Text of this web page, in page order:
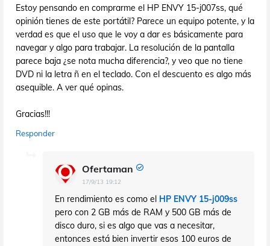
Estoy pensando en comprarme el HP ENVY 15-j007ss, qué
opinión tienes de este portátil? Parece un equipo potente, y la
verdad es que el uso que le voy a dar es básicamente para
navegar y algo para trabajar. La resolución de la pantalla
parece baja ¿se nota mucha diferencia?, y veo que no tiene
DVD ni la letra ñ en el teclado. Con el descuento es algo más
asequible. A ver qué opinas.
Gracias!!!
Responder
Ofertaman
17/9/13 19:12
En rendimiento es como el HP ENVY 15-j009ss
pero con 2 GB más de RAM y 500 GB más de
disco duro, si es algo que vas a necesitar,
entonces está bien invertir esos 100 euros de